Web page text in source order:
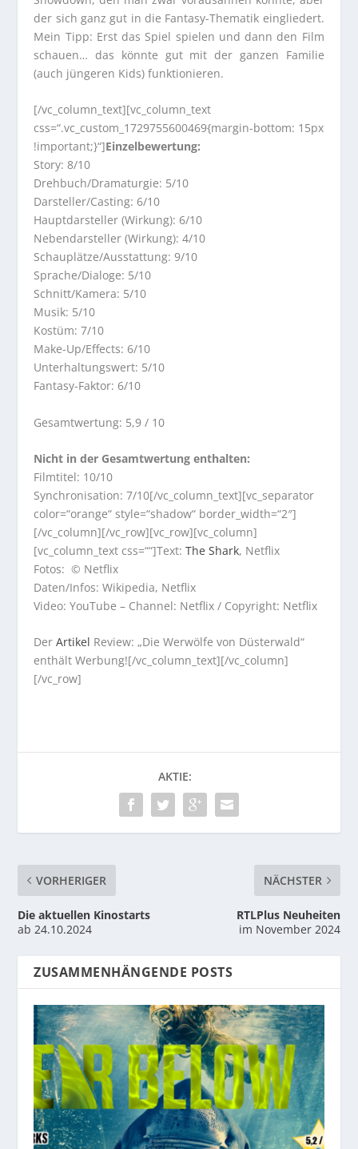
der sich ganz gut in die Fantasy-Thematik eingliedert.
Mein Tipp: Erst das Spiel spielen und dann den Film
schauen… das könnte gut mit der ganzen Familie
(auch jüngeren Kids) funktionieren.
[/vc_column_text][vc_column_text
css=“.vc_custom_1729755600469{margin-bottom: 15px
!important;}“]Einzelbewertung:
Story: 8/10
Drehbuch/Dramaturgie: 5/10
Darsteller/Casting: 6/10
Hauptdarsteller (Wirkung): 6/10
Nebendarsteller (Wirkung): 4/10
Schauplätze/Ausstattung: 9/10
Sprache/Dialoge: 5/10
Schnitt/Kamera: 5/10
Musik: 5/10
Kostüm: 7/10
Make-Up/Effects: 6/10
Unterhaltungswert: 5/10
Fantasy-Faktor: 6/10
Gesamtwertung: 5,9 / 10
Nicht in der Gesamtwertung enthalten:
Filmtitel: 10/10
Synchronisation: 7/10[/vc_column_text][vc_separator
color=“orange“ style=“shadow“ border_width=“2″]
[/vc_column][/vc_row][vc_row][vc_column]
[vc_column_text css=““]Text:The Shark, Netflix
Fotos: © Netflix
Daten/Infos: Wikipedia, Netflix
Video: YouTube – Channel: Netflix / Copyright: Netflix
DerArtikel Review: „Die Werwölfe von Düsterwald“
enthält Werbung![/vc_column_text][/vc_column]
[/vc_row]
AKTIE:
VORHERIGER
Die aktuellen Kinostarts
ab 24.10.2024
NÄCHSTER
RTLPlus Neuheiten
im November 2024
ZUSAMMENHÄNGENDE POSTS